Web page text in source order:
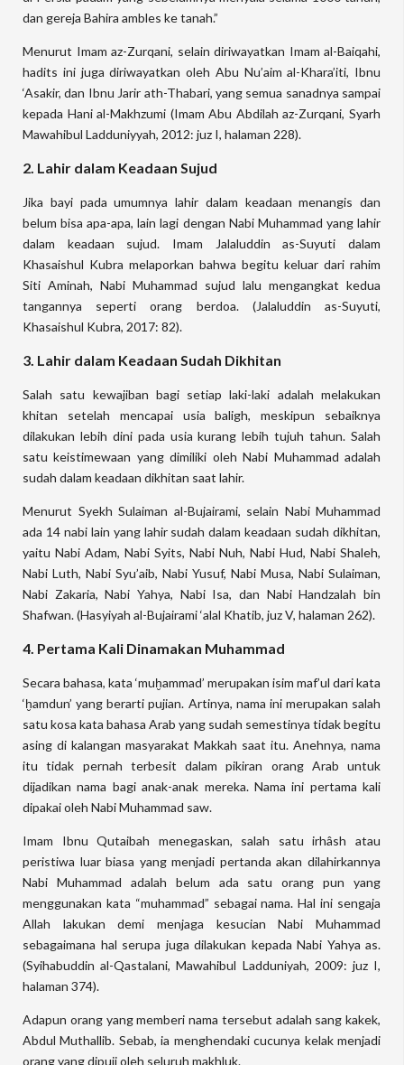
dan gereja Bahira ambles ke tanah.”
Menurut Imam az-Zurqani, selain diriwayatkan Imam al-Baiqahi,
hadits ini juga diriwayatkan oleh Abu Nu’aim al-Khara’iti, Ibnu
‘Asakir, dan Ibnu Jarir ath-Thabari, yang semua sanadnya sampai
kepada Hani al-Makhzumi (Imam Abu Abdilah az-Zurqani, Syarh
Mawahibul Ladduniyyah, 2012: juz I, halaman 228).
2. Lahir dalam Keadaan Sujud
Jika bayi pada umumnya lahir dalam keadaan menangis dan
belum bisa apa-apa, lain lagi dengan Nabi Muhammad yang lahir
dalam keadaan sujud. Imam Jalaluddin as-Suyuti dalam
Khasaishul Kubra melaporkan bahwa begitu keluar dari rahim
Siti Aminah, Nabi Muhammad sujud lalu mengangkat kedua
tangannya seperti orang berdoa. (Jalaluddin as-Suyuti,
Khasaishul Kubra, 2017: 82).
3. Lahir dalam Keadaan Sudah Dikhitan
Salah satu kewajiban bagi setiap laki-laki adalah melakukan
khitan setelah mencapai usia baligh, meskipun sebaiknya
dilakukan lebih dini pada usia kurang lebih tujuh tahun. Salah
satu keistimewaan yang dimiliki oleh Nabi Muhammad adalah
sudah dalam keadaan dikhitan saat lahir.
Menurut Syekh Sulaiman al-Bujairami, selain Nabi Muhammad
ada 14 nabi lain yang lahir sudah dalam keadaan sudah dikhitan,
yaitu Nabi Adam, Nabi Syits, Nabi Nuh, Nabi Hud, Nabi Shaleh,
Nabi Luth, Nabi Syu’aib, Nabi Yusuf, Nabi Musa, Nabi Sulaiman,
Nabi Zakaria, Nabi Yahya, Nabi Isa, dan Nabi Handzalah bin
Shafwan. (Hasyiyah al-Bujairami ‘alal Khatib, juz V, halaman 262).
4. Pertama Kali Dinamakan Muhammad
Secara bahasa, kata ‘muḫammad’ merupakan isim maf’ul dari kata
‘ḫamdun’ yang berarti pujian. Artinya, nama ini merupakan salah
satu kosa kata bahasa Arab yang sudah semestinya tidak begitu
asing di kalangan masyarakat Makkah saat itu. Anehnya, nama
itu tidak pernah terbesit dalam pikiran orang Arab untuk
dijadikan nama bagi anak-anak mereka. Nama ini pertama kali
dipakai oleh Nabi Muhammad saw.
Imam Ibnu Qutaibah menegaskan, salah satu irhâsh atau
peristiwa luar biasa yang menjadi pertanda akan dilahirkannya
Nabi Muhammad adalah belum ada satu orang pun yang
menggunakan kata “muhammad” sebagai nama. Hal ini sengaja
Allah lakukan demi menjaga kesucian Nabi Muhammad
sebagaimana hal serupa juga dilakukan kepada Nabi Yahya as.
(Syihabuddin al-Qastalani, Mawahibul Ladduniyah, 2009: juz I,
halaman 374).
Adapun orang yang memberi nama tersebut adalah sang kakek,
Abdul Muthallib. Sebab, ia menghendaki cucunya kelak menjadi
orang yang dipuji oleh seluruh makhluk.